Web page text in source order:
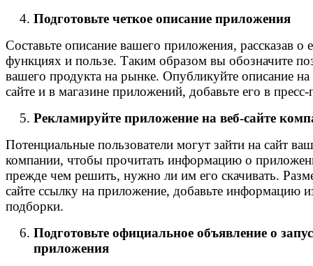
Подготовьте четкое описание приложения
Составьте описание вашего приложения, рассказав о
функциях и пользе. Таким образом вы обозначите
вашего продукта на рынке. Опубликуйте описание
сайте и в магазине приложений, добавьте его в
Рекламируйте приложение на веб-сайте
Потенциальные пользователи могут зайти на сайт
компании, чтобы прочитать информацию о
прежде чем решить, нужно ли им его скачивать.
сайте ссылку на приложение, добавьте информацию
подборки.
Подготовьте официальное объявление о
приложения